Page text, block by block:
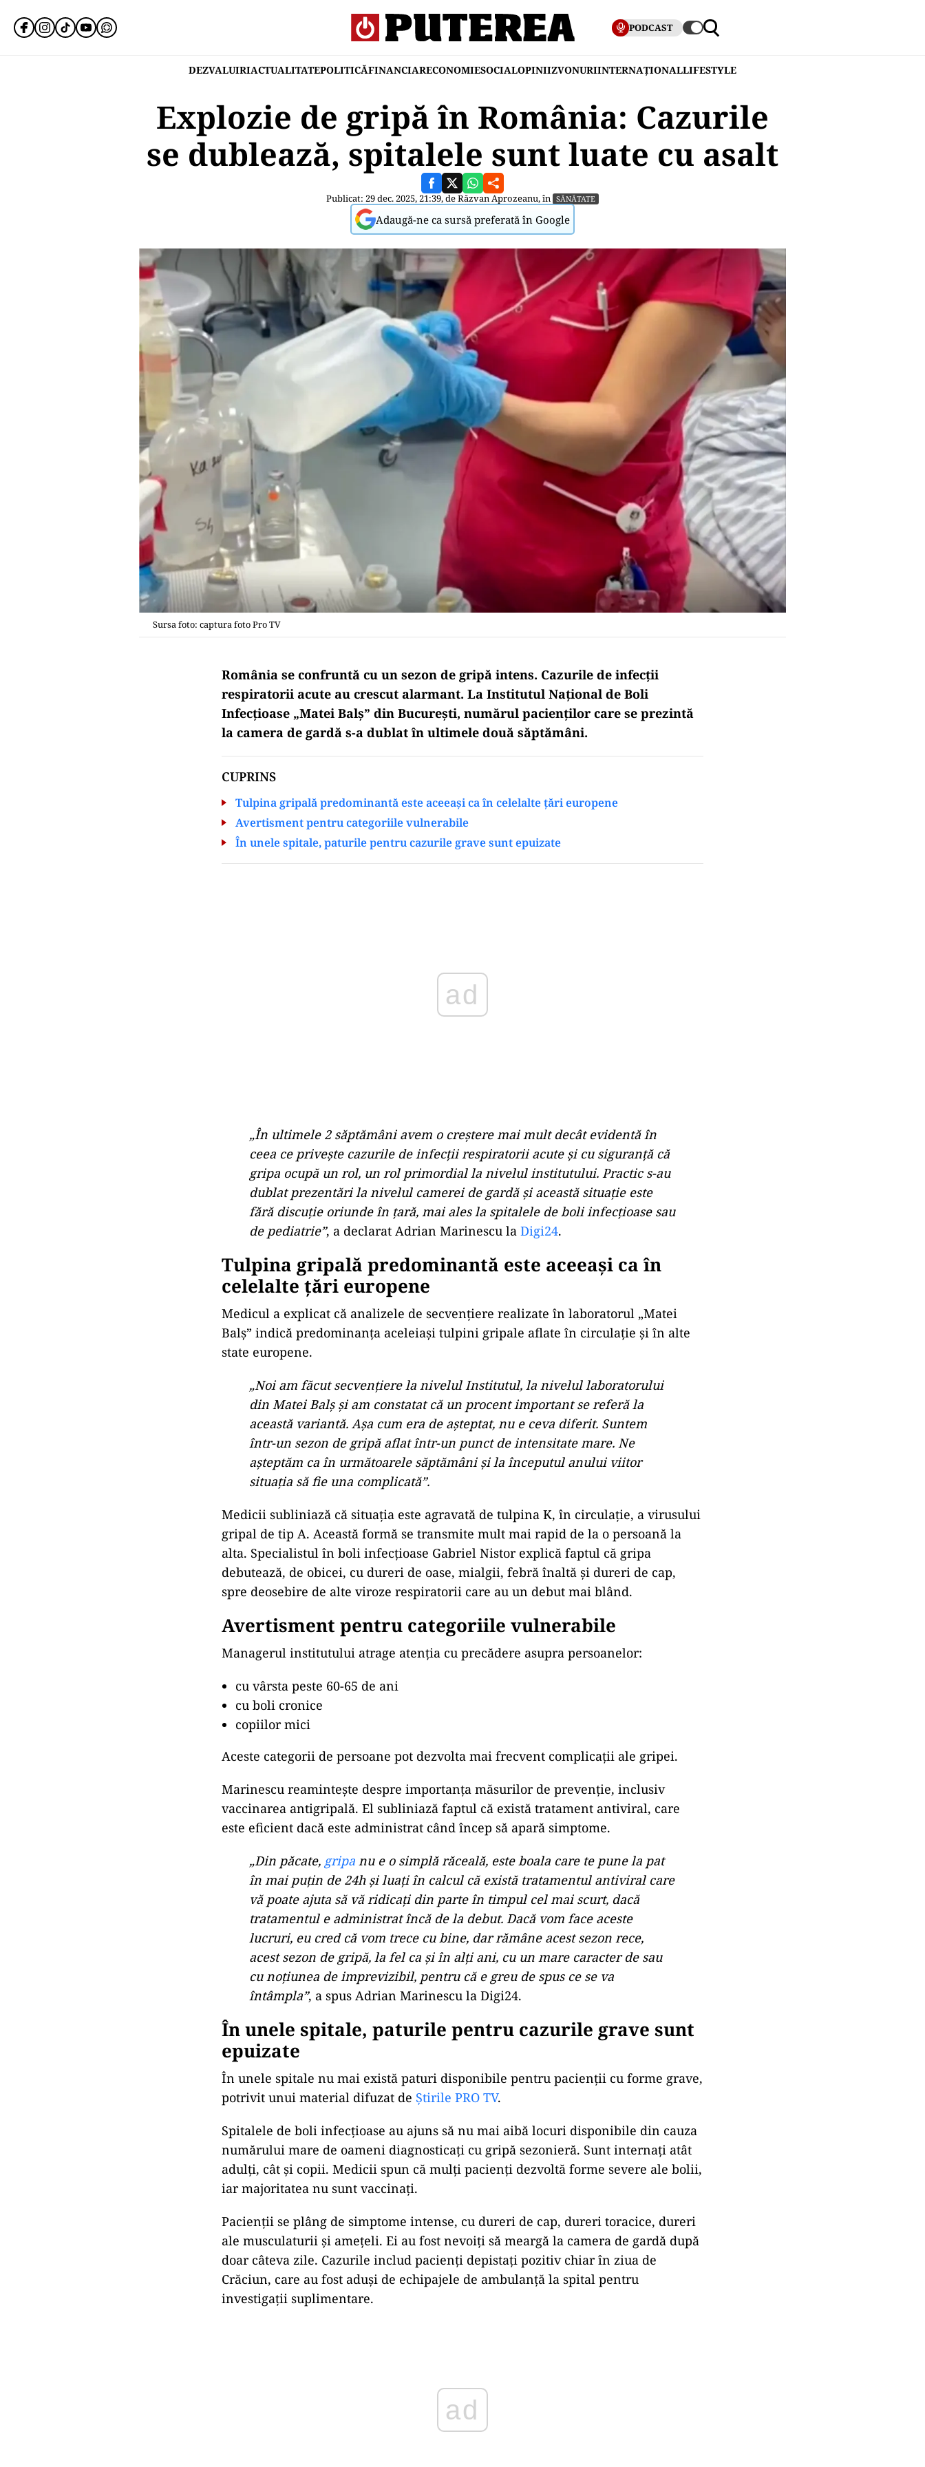
PODCAST
DEZVALUIRIACTUALITATEPOLITICĂFINANCIARECONOMIESOCIALOPINIIZVONURIINTERNAȚIONALLIFESTYLE
Explozie de gripă în România: Cazurile
se dublează, spitalele sunt luate cu asalt
Publicat: 29 dec. 2025, 21:39, deRăzvan Aprozeanu, în SĂNĂTATE
Adaugă-ne ca sursă preferată în Google
Sursa foto: captura foto Pro TV
România se confruntă cu un sezon de gripă intens. Cazurile de infecții
respiratorii acute au crescut alarmant. La Institutul Național de Boli
Infecțioase „Matei Balș” din București, numărul pacienților care se prezintă
la camera de gardă s-a dublat în ultimele două săptămâni.
CUPRINS
Tulpina gripală predominantă este aceeași ca în celelalte țări europene
Avertisment pentru categoriile vulnerabile
În unele spitale, paturile pentru cazurile grave sunt epuizate
„În ultimele 2 săptămâni avem o creștere mai mult decât evidentă în
ceea ce privește cazurile de infecții respiratorii acute și cu siguranță că
gripa ocupă un rol, un rol primordial la nivelul institutului. Practic s-au
dublat prezentări la nivelul camerei de gardă și această situație este
fără discuție oriunde în țară, mai ales la spitalele de boli infecțioase sau
de pediatrie”, a declarat Adrian Marinescu la Digi24.
Tulpina gripală predominantă este aceeași ca în
celelalte țări europene
Medicul a explicat că analizele de secvențiere realizate în laboratorul „Matei
Balș” indică predominanța aceleiași tulpini gripale aflate în circulație și în alte
state europene.
„Noi am făcut secvențiere la nivelul Institutul, la nivelul laboratorului
din Matei Balș și am constatat că un procent important se referă la
această variantă. Așa cum era de așteptat, nu e ceva diferit. Suntem
într-un sezon de gripă aflat într-un punct de intensitate mare. Ne
așteptăm ca în următoarele săptămâni și la începutul anului viitor
situația să fie una complicată”.
Medicii subliniază că situația este agravată de tulpina K, în circulație, a virusului
gripal de tip A. Această formă se transmite mult mai rapid de la o persoană la
alta. Specialistul în boli infecțioase Gabriel Nistor explică faptul că gripa
debutează, de obicei, cu dureri de oase, mialgii, febră înaltă și dureri de cap,
spre deosebire de alte viroze respiratorii care au un debut mai blând.
Avertisment pentru categoriile vulnerabile
Managerul institutului atrage atenția cu precădere asupra persoanelor:
cu vârsta peste 60-65 de ani
cu boli cronice
copiilor mici
Aceste categorii de persoane pot dezvolta mai frecvent complicații ale gripei.
Marinescu reamintește despre importanța măsurilor de prevenție, inclusiv
vaccinarea antigripală. El subliniază faptul că există tratament antiviral, care
este eficient dacă este administrat când încep să apară simptome.
„Din păcate, gripa nu e o simplă răceală, este boala care te pune la pat
în mai puțin de 24h și luați în calcul că există tratamentul antiviral care
vă poate ajuta să vă ridicați din parte în timpul cel mai scurt, dacă
tratamentul e administrat încă de la debut. Dacă vom face aceste
lucruri, eu cred că vom trece cu bine, dar rămâne acest sezon rece,
acest sezon de gripă, la fel ca și în alți ani, cu un mare caracter de sau
cu noțiunea de imprevizibil, pentru că e greu de spus ce se va
întâmpla”, a spus Adrian Marinescu la Digi24.
În unele spitale, paturile pentru cazurile grave sunt
epuizate
În unele spitale nu mai există paturi disponibile pentru pacienții cu forme grave,
potrivit unui material difuzat de Știrile PRO TV.
Spitalele de boli infecțioase au ajuns să nu mai aibă locuri disponibile din cauza
numărului mare de oameni diagnosticați cu gripă sezonieră. Sunt internați atât
adulți, cât și copii. Medicii spun că mulți pacienți dezvoltă forme severe ale bolii,
iar majoritatea nu sunt vaccinați.
Pacienții se plâng de simptome intense, cu dureri de cap, dureri toracice, dureri
ale musculaturii și amețeli. Ei au fost nevoiți să meargă la camera de gardă după
doar câteva zile. Cazurile includ pacienți depistați pozitiv chiar în ziua de
Crăciun, care au fost aduși de echipajele de ambulanță la spital pentru
investigații suplimentare.
ad